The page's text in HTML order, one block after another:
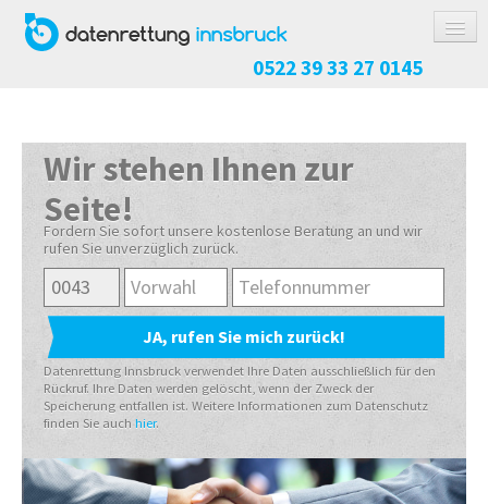
0522 39 33 27 0145
FESTPLATTE / SSD
RAID-SYSTEM
NAS-SYSTEM
USB-STICK / SPEICHERKARTE
HANDY / TABLET
KOSTEN
ABLAUF
RICHTIG VERPACKEN
INFO
Wir stehen Ihnen zur
Seite!
Fordern Sie sofort unsere kostenlose Beratung an und wir
rufen Sie unverzüglich zurück.
Datenrettung Innsbruck verwendet Ihre Daten ausschließlich für den
Rückruf. Ihre Daten werden gelöscht, wenn der Zweck der
Speicherung entfallen ist. Weitere Informationen zum Datenschutz
finden Sie auchhier.